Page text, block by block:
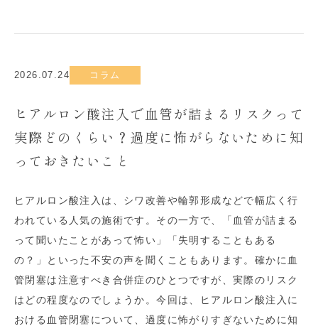
2026.07.24 コラム
ヒアルロン酸注入で血管が詰まるリスクって
実際どのくらい？過度に怖がらないために知
っておきたいこと
ヒアルロン酸注入は、シワ改善や輪郭形成などで幅広く行
われている人気の施術です。その一方で、「血管が詰まる
って聞いたことがあって怖い」「失明することもある
の？」といった不安の声を聞くこともあります。確かに血
管閉塞は注意すべき合併症のひとつですが、実際のリスク
はどの程度なのでしょうか。今回は、ヒアルロン酸注入に
おける血管閉塞について、過度に怖がりすぎないために知